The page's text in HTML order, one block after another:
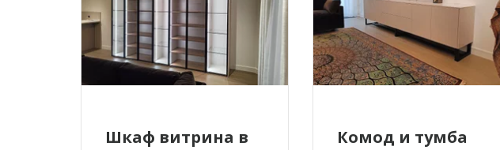
Шкаф витрина в Комод и тумба